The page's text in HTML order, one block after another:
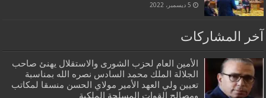
5 ديسمبر، 2022
آخر المشاركات
الأمين العام لحزب الشورى والاستقلال يهنئ صاحب
الجلالة الملك محمد السادس نصره الله بمناسبة
تعيين ولي العهد الأمير مولاي الحسن منسقا لمكاتب
ومصالح القوات المسلحة الملكية